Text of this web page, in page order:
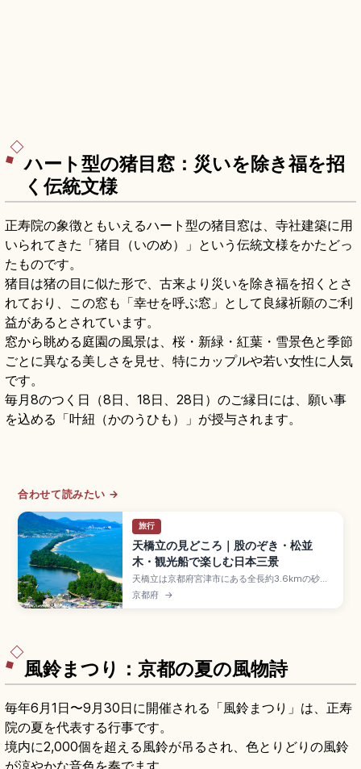
ハート型の猪目窓：災いを除き福を招
く伝統文様
正寿院の象徴ともいえるハート型の猪目窓は、寺社建築に用
いられてきた「猪目（いのめ）」という伝統文様をかたどっ
たものです。
猪目は猪の目に似た形で、古来より災いを除き福を招くとさ
れており、この窓も「幸せを呼ぶ窓」として良縁祈願のご利
益があるとされています。
窓から眺める庭園の風景は、桜・新緑・紅葉・雪景色と季節
ごとに異なる美しさを見せ、特にカップルや若い女性に人気
です。
毎月8のつく日（8日、18日、28日）のご縁日には、願い事
を込める「叶紐（かのうひも）」が授与されます。
合わせて読みたい →
旅行
天橋立の見どころ｜股のぞき・松並
木・観光船で楽しむ日本三景
天橋立は京都府宮津市にある全長約3.6kmの砂州
で、宮城・松島と広島・宮島と並ぶ日本三景のひ
とつ。約6,700本の松の白砂青松が特別名勝に指
京都府 →
風鈴まつり：京都の夏の風物詩
毎年6月1日〜9月30日に開催される「風鈴まつり」は、正寿
院の夏を代表する行事です。
境内に2,000個を超える風鈴が吊るされ、色とりどりの風鈴
が涼やかな音色を奏でます。